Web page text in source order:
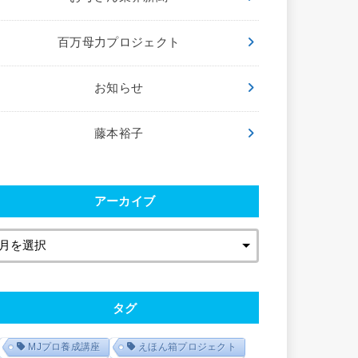
百万母力プロジェクト
お知らせ
藤本裕子
アーカイブ
タグ
MJプロ養成講座 えほん箱プロジェクト